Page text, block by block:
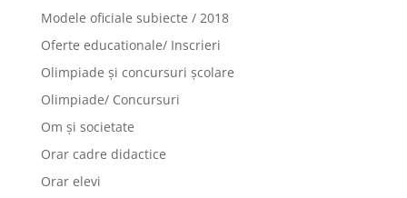
Modele oficiale subiecte / 2018
Oferte educationale/ Inscrieri
Olimpiade şi concursuri şcolare
Olimpiade/ Concursuri
Om și societate
Orar cadre didactice
Orar elevi